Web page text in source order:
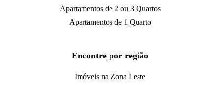
Apartamentos de 2 ou 3 Quartos
Apartamentos de 1 Quarto
Encontre por região
Imóveis na Zona Leste